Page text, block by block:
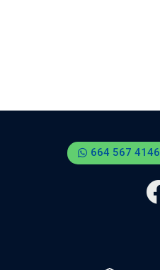
664 567 4146